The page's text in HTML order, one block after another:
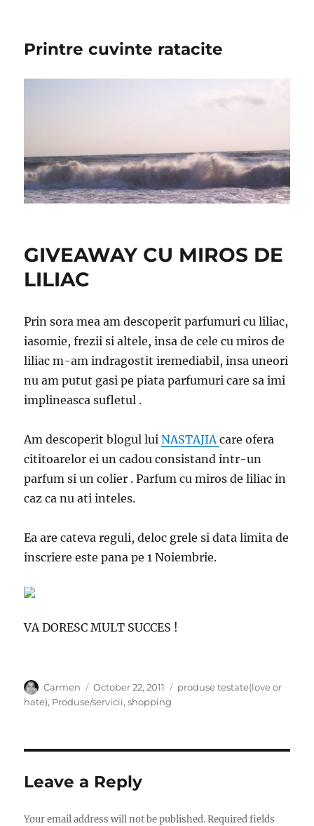
Printre cuvinte ratacite
GIVEAWAY CU MIROS DE
LILIAC
Prin sora mea am descoperit parfumuri cu liliac,
iasomie, frezii si altele, insa de cele cu miros de
liliac m-am indragostit iremediabil, insa uneori
nu am putut gasi pe piata parfumuri care sa imi
implineasca sufletul .
Am descoperit blogul luiNASTAJIAcare ofera
cititoarelor ei un cadou consistand intr-un
parfum si un colier . Parfum cu miros de liliac in
caz ca nu ati inteles.
Ea are cateva reguli, deloc grele si data limita de
inscriere este pana pe 1 Noiembrie.
VA DORESC MULT SUCCES !
Author
Carmen
Posted
on
October 22, 2011 Categories
produse testate(love or
hate), Produse/servicii,shopping
Leave a Reply
Your email address will not be published. Required fields